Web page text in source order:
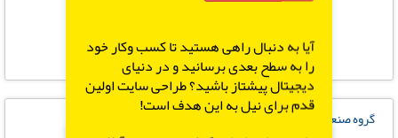
گروه صنعتی عمادکار
آیا به دنبال راهی هستید تا کسب وکار خود
را به سطح بعدی برسانید و در دنیای
دیجیتال پیشتاز باشید؟ طراحی سایت اولین
قدم برای نیل به این هدف است!